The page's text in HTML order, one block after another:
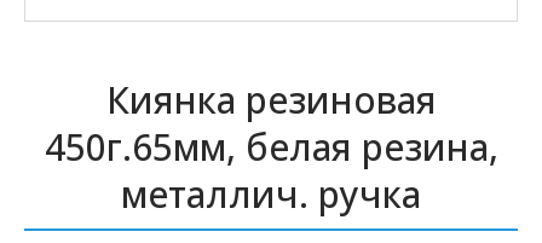
Киянка резиновая
450г.65мм, белая резина,
металлич. ручка